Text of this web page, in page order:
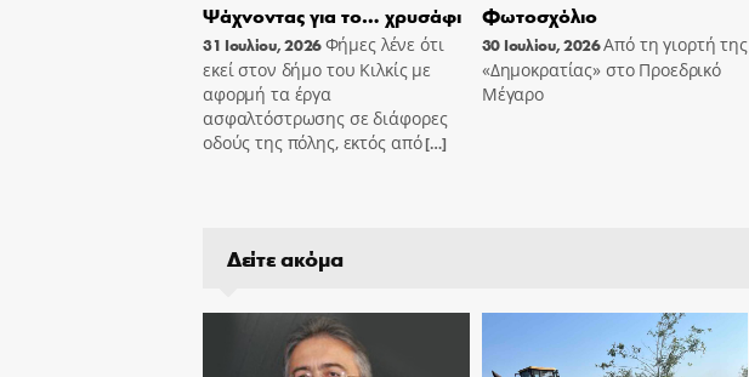
Ψάχνοντας για το… χρυσάφι
31 Ιουλίου, 2026Φήμες λένε ότι
εκεί στον δήμο του Κιλκίς με
αφορμή τα έργα
ασφαλτόστρωσης σε διάφορες
οδούς της πόλης, εκτός από[…]
Φωτοσχόλιο
30 Ιουλίου, 2026Από τη γιορτή της
«Δημοκρατίας» στο Προεδρικό
Μέγαρο
Δείτε ακόμα